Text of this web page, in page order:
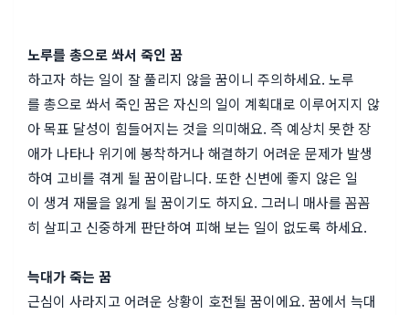
노루를 총으로 쏴서 죽인 꿈
하고자 하는 일이 잘 풀리지 않을 꿈이니 주의하세요. 노루
를 총으로 쏴서 죽인 꿈은 자신의 일이 계획대로 이루어지지 않
아 목표 달성이 힘들어지는 것을 의미해요. 즉 예상치 못한 장
애가 나타나 위기에 봉착하거나 해결하기 어려운 문제가 발생
하여 고비를 겪게 될 꿈이랍니다. 또한 신변에 좋지 않은 일
이 생겨 재물을 잃게 될 꿈이기도 하지요. 그러니 매사를 꼼꼼
히 살피고 신중하게 판단하여 피해 보는 일이 없도록 하세요.
늑대가 죽는 꿈
근심이 사라지고 어려운 상황이 호전될 꿈이에요. 꿈에서 늑대